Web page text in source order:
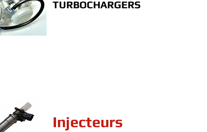
TURBOCHARGERS
Injecteurs